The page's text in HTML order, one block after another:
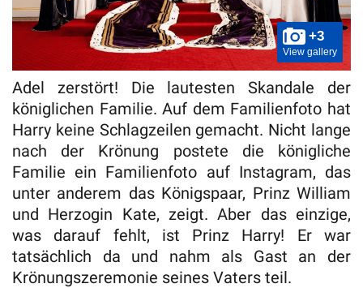
+3
View gallery
Adel zerstört! Die lautesten Skandale der
königlichen Familie. Auf dem Familienfoto hat
Harry keine Schlagzeilen gemacht. Nicht lange
nach der Krönung postete die königliche
Familie ein Familienfoto auf Instagram, das
unter anderem das Königspaar, Prinz William
und Herzogin Kate, zeigt. Aber das einzige,
was darauf fehlt, ist Prinz Harry! Er war
tatsächlich da und nahm als Gast an der
Krönungszeremonie seines Vaters teil.